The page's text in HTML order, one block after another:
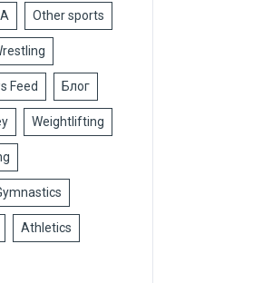
Other sports
Feed Блог
Weightlifting
Athletics